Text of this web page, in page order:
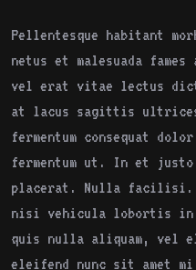
Pellentesque habitant
netus et malesuada
vel erat vitae lectus
at lacus sagittis
fermentum consequat
fermentum ut. In et
placerat. Nulla facilisi.
nisi vehicula lobortis in
quis nulla aliquam, vel
eleifend nunc sit amet mi